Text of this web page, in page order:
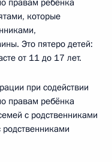
которые
Это пятеро детей:
от 11 до 17 лет.
при содействии
правам ребёнка
с родственниками